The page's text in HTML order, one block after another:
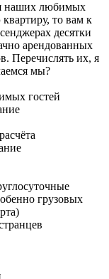
наших любимых
то вам к
десятки
арендованных
Перечислять их, я
мы?
гостей
грузовых